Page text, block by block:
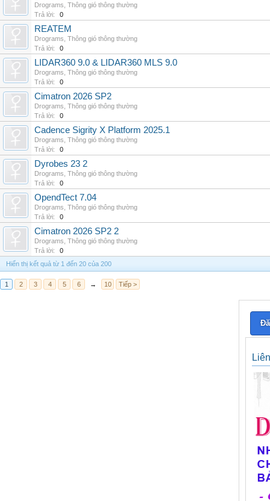
Drograms Thông gió thông thường
Trả lời:
0
REATEM
Drograms Thông gió thông thường
Trả lời:
0
LIDAR360 9.0 & LIDAR360 MLS 9.0
Drograms Thông gió thông thường
Trả lời:
0
Cimatron 2026 SP2
Drograms Thông gió thông thường
Trả lời:
0
Cadence Sigrity X Platform 2025.1
Drograms Thông gió thông thường
Trả lời:
0
Dyrobes 23 2
Drograms Thông gió thông thường
Trả lời:
0
OpendTect 7.04
Drograms Thông gió thông thường
Trả lời:
0
Cimatron 2026 SP2 2
Drograms Thông gió thông thường
Trả lời:
0
Hiển thị kết quả từ 1 đến 20 của 200
1 2 3 4 5 6 → 10 Tiếp >